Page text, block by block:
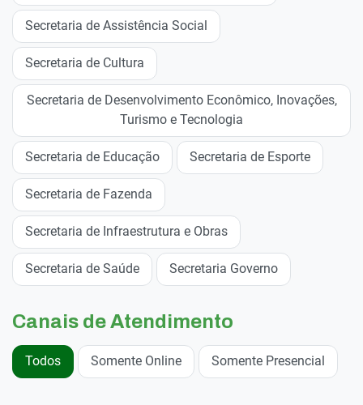
Secretaria de Assistência Social
Secretaria de Cultura
Secretaria de Desenvolvimento Econômico, Inovações,
Turismo e Tecnologia
Secretaria de Educação Secretaria de Esporte
Secretaria de Fazenda
Secretaria de Infraestrutura e Obras
Secretaria de Saúde Secretaria Governo
Canais de Atendimento
Todos Somente Online Somente Presencial